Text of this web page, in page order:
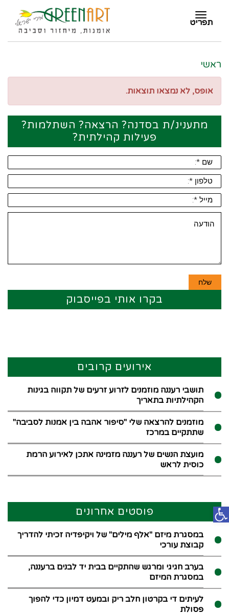
פתח סרגל נגישות
תפריט
תפריט
ראשי
אופס, לא נמצאו תוצאות.
מתענינ/ת בסדנה? הרצאה? השתלמות?
פעילות קהילתית?
בקרו אותי בפייסבוק
אירועים קרובים
תושבי רעננה מוזמנים לזרוע זרעים של תקווה בגינות
הקהילתיות בתאריך
מוזמנים להרצאה שלי "סיפור אהבה בין אמנות לסביבה"
שתתקיים במרכז
מועצת הנשים של רעננה מזמינה אתכן לאירוע הרמת
כוסית לראש
פוסטים אחרונים
במסגרת מיזם "אלף מילים" של ויקיפדיה זכיתי להדריך
קבוצת עורכי
בערב חגיגי ומרגש שהתקיים בבית יד לבנים ברעננה,
במסגרת המיזם
לעיתים די בקרטון חלב ריק ובמעט דמיון כדי להפוך
פסולת